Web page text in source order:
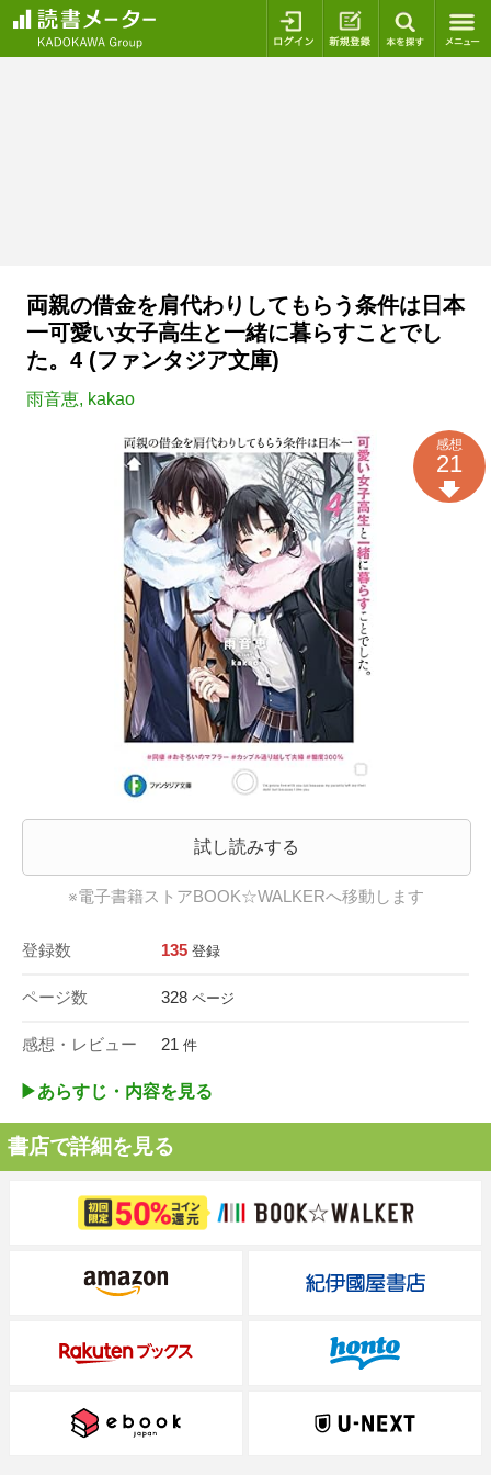
ログイン 新規登録
両親の借金を肩代わりしてもらう条件は日本
一可愛い女子高生と一緒に暮らすことでし
た。4 (ファンタジア文庫)
雨音恵, kakao
試し読みする
※電子書籍ストアBOOK☆WALKERへ移動します
登録数 135 登録
ページ数 328 ページ
感想・レビュー 21 件
感想
21
▶︎あらすじ・内容を見る
書店で詳細を見る